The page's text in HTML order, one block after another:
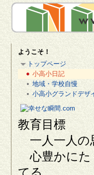
ようこそ！
トップページ
小高小日記
地域・学校自慢
小高小グランドデザ
教育目標
一人一人の
心豊かにた